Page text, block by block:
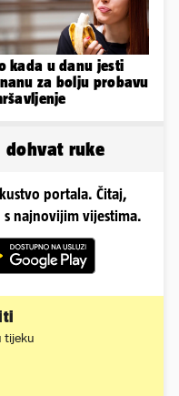
kada u danu jesti
za bolju probavu
dohvat ruke
portala. Čitaj,
najnovijim vijestima.
tijeku